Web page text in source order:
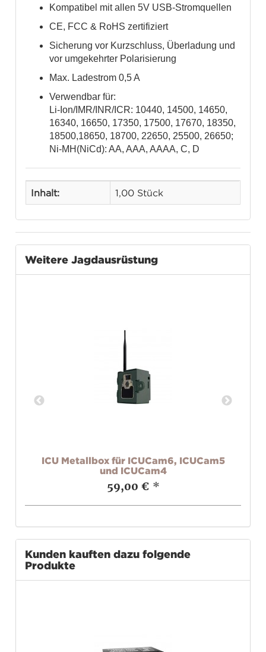
Kompatibel mit allen 5V USB-Stromquellen
CE, FCC & RoHS zertifiziert
Sicherung vor Kurzschluss, Überladung und
vor umgekehrter Polarisierung
Max. Ladestrom 0,5 A
Verwendbar für:
Li-Ion/IMR/INR/ICR: 10440, 14500, 14650,
16340, 16650, 17350, 17500, 17670, 18350,
18500,18650, 18700, 22650, 25500, 26650;
Ni-MH(NiCd): AA, AAA, AAAA, C, D
Inhalt: 1,00 Stück
Weitere Jagdausrüstung
ICU Metallbox für ICUCam6, ICUCam5
und ICUCam4
59,00 € *
Kunden kauften dazu folgende
Produkte